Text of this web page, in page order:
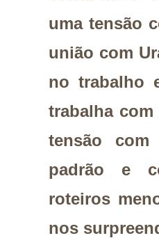
uma tensão
união com
no trabalho
trabalha
tensão com
padrão e
roteiros
nos